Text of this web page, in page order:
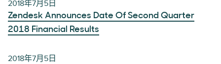
2018年7月5日
Zendesk Announces Date Of Second Quarter
2018 Financial Results
2018年7月5日